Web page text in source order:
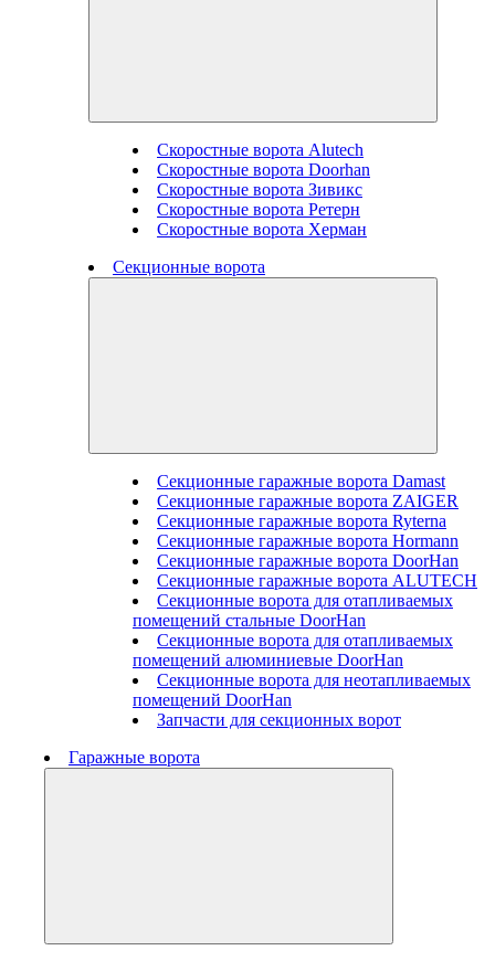
Скоростные ворота Alutech
Скоростные ворота Doorhan
Скоростные ворота Зивикс
Скоростные ворота Ретерн
Скоростные ворота Херман
Секционные ворота
Секционные гаражные ворота Damast
Секционные гаражные ворота ZAIGER
Секционные гаражные ворота Ryterna
Секционные гаражные ворота Hormann
Секционные гаражные ворота DoorHan
Секционные гаражные ворота ALUTECH
Секционные ворота для отапливаемых
помещений стальные DoorHan
Секционные ворота для отапливаемых
помещений алюминиевые DoorHan
Секционные ворота для неотапливаемых
помещений DoorHan
Запчасти для секционных ворот
Гаражные ворота